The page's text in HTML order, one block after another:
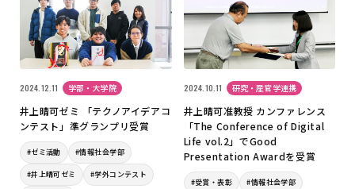
2024.12.11 学部・大学院
井上晴可ゼミ 「テクノアイデアコ
ンテスト」準グランプリ受賞
#ゼミ活動 #情報社会学部
#井上晴可ゼミ #学外コンテスト
2024.10.11 研究・産官学連携
井上晴可准教授 カンファレンス
「The Conference of Digital
Life vol.2」でGood
Presentation Awardを受賞
#受賞・表彰 #情報社会学部